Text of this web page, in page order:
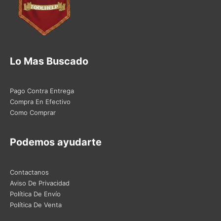
Lo Mas Buscado
Pago Contra Entrega
Compra En Efectivo
Como Comprar
Podemos ayudarte
Contactanos
Aviso De Privacidad
Política De Envío
Política De Venta